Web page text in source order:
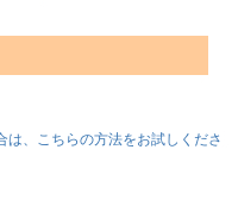
、こちらの方法をお試しくださ